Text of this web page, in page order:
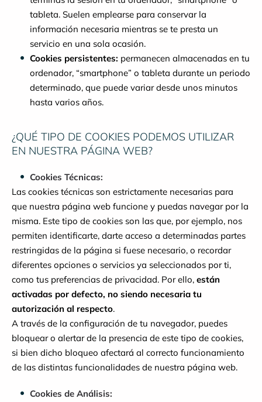
tableta. Suelen emplearse para conservar la
información necesaria mientras se te presta un
servicio en una sola ocasión.
Cookies persistentes: permanecen almacenadas en tu
ordenador, “smartphone” o tableta durante un periodo
determinado, que puede variar desde unos minutos
hasta varios años.
¿QUÉ TIPO DE COOKIES PODEMOS UTILIZAR
EN NUESTRA PÁGINA WEB?
Cookies Técnicas:
Las cookies técnicas son estrictamente necesarias para
que nuestra página web funcione y puedas navegar por la
misma. Este tipo de cookies son las que, por ejemplo, nos
permiten identificarte, darte acceso a determinadas partes
restringidas de la página si fuese necesario, o recordar
diferentes opciones o servicios ya seleccionados por ti,
como tus preferencias de privacidad. Por ello, están
activadas por defecto, no siendo necesaria tu
autorización al respecto.
A través de la configuración de tu navegador, puedes
bloquear o alertar de la presencia de este tipo de cookies,
si bien dicho bloqueo afectará al correcto funcionamiento
de las distintas funcionalidades de nuestra página web.
Cookies de Análisis: